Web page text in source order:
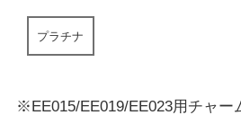
プラチナ
※EE015/EE019/EE023用チャー